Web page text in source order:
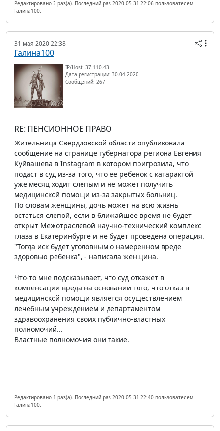
Редактировано 2 раз(а). Последний раз 2020-05-31 22:06 пользователем
Галина100.
31 мая 2020 22:38
Галина100
IP/Host: 37.110.43.---
Дата регистрации: 30.04.2020
Сообщений: 267
RE: ПЕНСИОННОЕ ПРАВО
Жительница Свердловской области опубликовала
сообщение на странице губернатора региона Евгения
Куйвашева в Instagram в котором пригрозила, что
подаст в суд из-за того, что ее ребенок с катарактой
уже месяц ходит слепым и не может получить
медицинской помощи из-за закрытых больниц.
По словам женщины, дочь может на всю жизнь
остаться слепой, если в ближайшее время не будет
открыт Межотраслевой научно-технический комплекс
глаза в Екатеринбурге и не будет проведена операция.
"Тогда иск будет уголовным о намеренном вреде
здоровью ребенка", - написала женщина.
Что-то мне подсказывает, что суд откажет в
компенсации вреда на основании того, что отказ в
медицинской помощи является осуществлением
лечебным учреждением и департаментом
здравоохранения своих публично-властных
полномочий...
Властные полномочия они такие.
Редактировано 1 раз(а). Последний раз 2020-05-31 22:40 пользователем
Галина100.